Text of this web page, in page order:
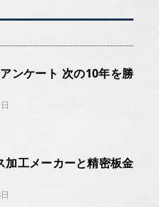
ンケート 次の10年を勝
加工メーカーと精密板金